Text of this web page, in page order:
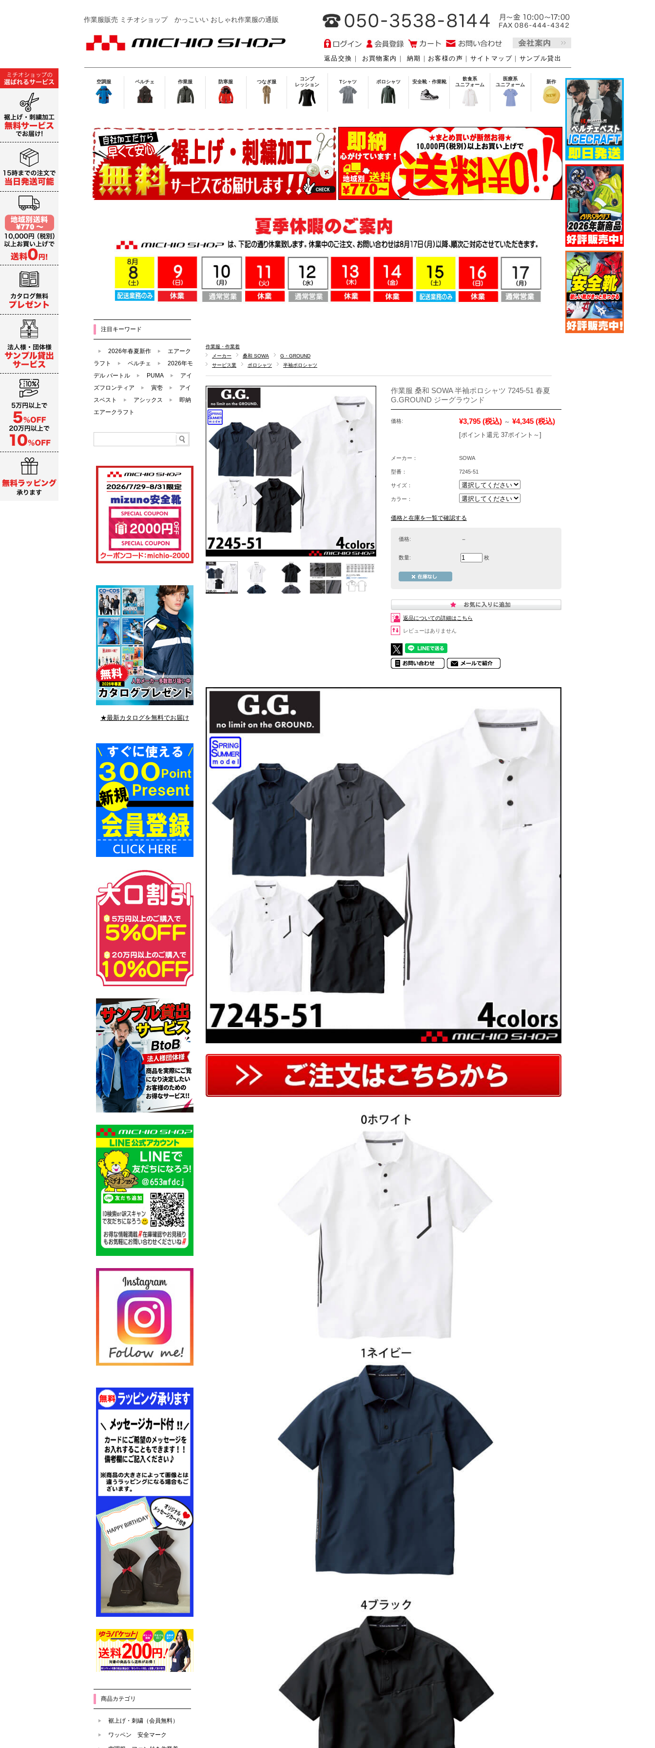
作業服販売 ミチオショップかっこいい おしゃれ作業服の通販
返品交換 ｜ お買物案内 ｜ 納期 ｜ お客様の声 ｜ サイトマップ ｜ サンプル貸出
空調服 ペルチェ 作業服 防寒服 つなぎ服
コンプ
レッション
Tシャツ ポロシャツ 安全靴・作業靴
飲食系
ユニフォーム
医療系
ユニフォーム
新作
作業服・作業着
メーカー
桑和 SOWA
G・GROUND
サービス業
ポロシャツ 半袖ポロシャツ
作業服 桑和 SOWA 半袖ポロシャツ 7245-51 春夏
G.GROUND ジーグラウンド
価格: ¥3,795 (税込) ～ ¥4,345 (税込)
[ポイント還元 37ポイント～]
メーカー： SOWA
型番： 7245-51
サイズ：
カラー：
価格と在庫を一覧で確認する
価格: －
数量: 枚
返品についての詳細はこちら
レビューはありません
注目キーワード
2026年春夏新作
エアーク
ラフト
ペルチェ
2026年モ
デル バートル
PUMA
アイ
ズフロンティア
寅壱
アイ
スベスト
アシックス
即納
エアークラフト
★最新カタログを無料でお届け
商品カテゴリ
裾上げ・刺繍（会員無料）
ワッペン 安全マーク